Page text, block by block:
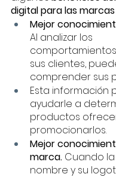
digital para las
Mejor
Al analizar los
sus clientes,
comprender sus
Esta información
ayudarle a
productos
promocionarlos.
Mejor
marca. Cuando
nombre y su